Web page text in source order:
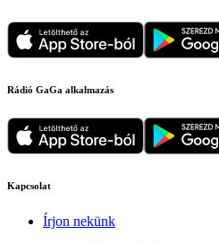
Rádió GaGa alkalmazás
Kapcsolat
Írjon nekünk